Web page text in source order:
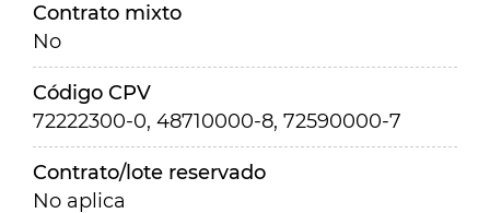
Contrato mixto
No
Código CPV
72222300-0, 48710000-8, 72590000-7
Contrato/lote reservado
No aplica